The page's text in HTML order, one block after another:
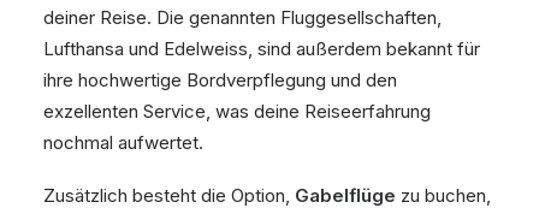
deiner Reise. Die genannten Fluggesellschaften,
Lufthansa und Edelweiss, sind außerdem bekannt für
ihre hochwertige Bordverpflegung und den
exzellenten Service, was deine Reiseerfahrung
nochmal aufwertet.
Zusätzlich besteht die Option, Gabelflüge zu buchen,